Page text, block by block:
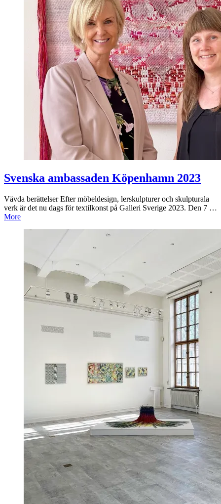
Svenska ambassaden Köpenhamn 2023
Vävda berättelser Efter möbeldesign, lerskulpturer och skulpturala
verk är det nu dags för textilkonst på Galleri Sverige 2023. Den 7 …
More